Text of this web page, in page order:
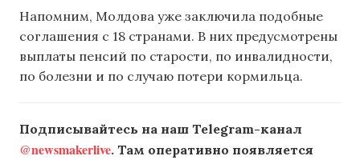
Напомним, Молдова уже заключила подобные
соглашения с 18 странами. В них предусмотрены
выплаты пенсий по старости, по инвалидности,
по болезни и по случаю потери кормильца.
Подписывайтесь на наш Telegram-канал
@newsmakerlive. Там оперативно появляется